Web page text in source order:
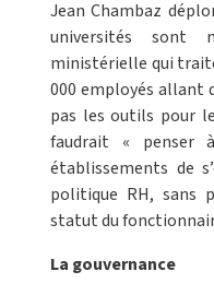
Jean Chambaz
universités sont
ministérielle qui
000 employés allant
pas les outils pour
faudrait « penser
établissements de
politique RH, sans
statut du
La gouvernance